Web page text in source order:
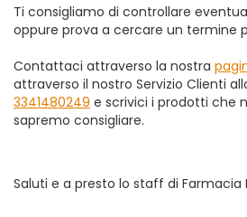
Ti consigliamo di controllare
oppure prova a cercare un termine
Contattaci attraverso la nostra
attraverso il nostro Servizio Clienti
3341480249 e scrivici i prodotti che
sapremo consigliare.
Saluti e a presto lo staff di Farmacia